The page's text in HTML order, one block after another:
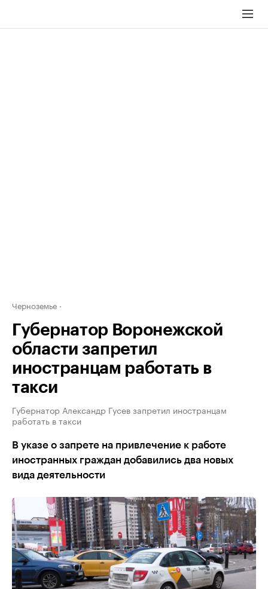
Черноземье
Губернатор Воронежской
области запретил
иностранцам работать в
такси
Губернатор Александр Гусев запретил иностранцам
работать в такси
В указе о запрете на привлечение к работе
иностранных граждан добавились два новых
вида деятельности